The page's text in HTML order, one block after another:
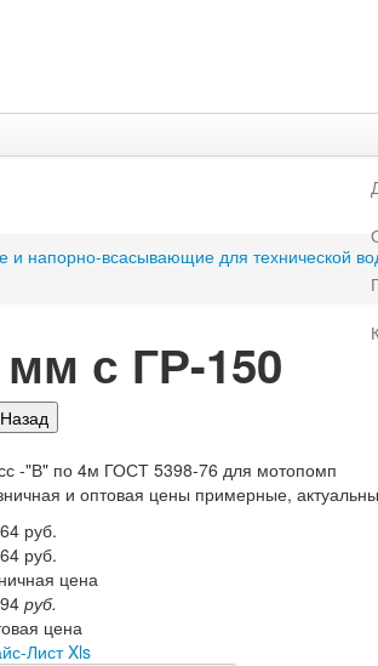
и напорно-всасывающие для технической
с ГР-150
-"В" по 4м ГОСТ 5398-76 для мотопомп
и оптовая цены примерные,
руб.
руб.
цена
руб.
цена
Лист Xls